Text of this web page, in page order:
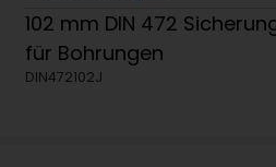
102 mm DIN 472
für Bohrungen
DIN472102J